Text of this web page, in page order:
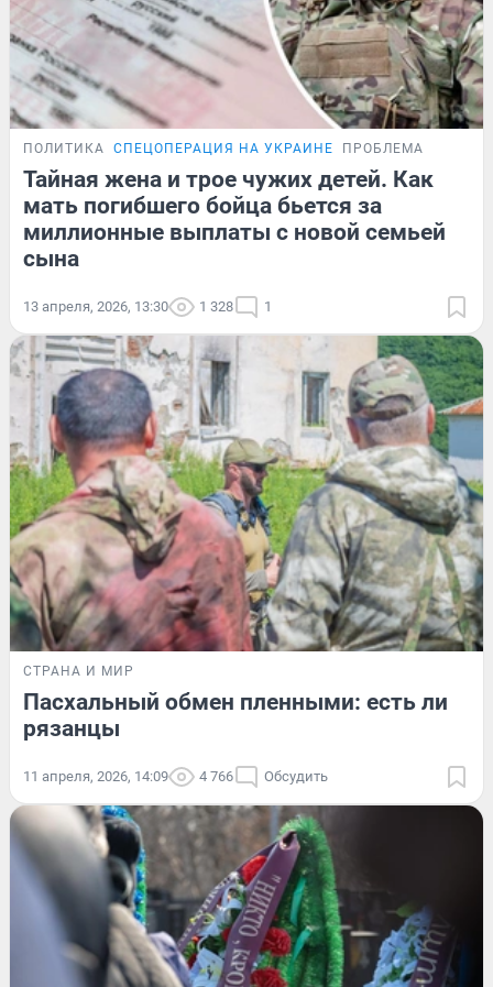
ПОЛИТИКА СПЕЦОПЕРАЦИЯ НА УКРАИНЕ ПРОБЛЕМА
Тайная жена и трое чужих детей. Как
мать погибшего бойца бьется за
миллионные выплаты с новой семьей
сына
13 апреля, 2026, 13:30 1 328 1
СТРАНА И МИР
Пасхальный обмен пленными: есть ли
рязанцы
11 апреля, 2026, 14:09 4 766 Обсудить